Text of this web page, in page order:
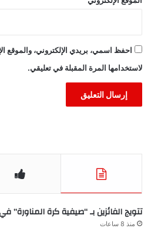
احفظ اسمي، بريدي الإلكتروني، والموقع
لاستخدامها المرة المقبلة في تعليقي.
تتويج الفائزين بـ “صيفية كرة المناورة”
منذ 8 ساعات